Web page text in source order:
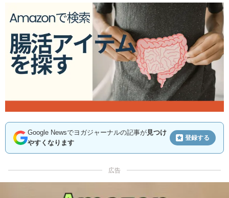
Google Newsでヨガジャーナルの記事が見つけ
やすくなります
登録する
広告